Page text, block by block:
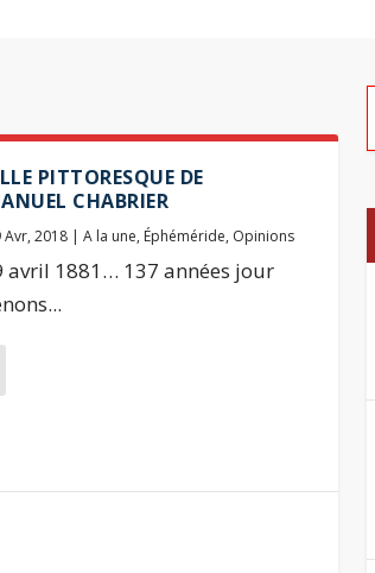
PITTORESQUE DE
CHABRIER
Avr, 2018| A la une, Éphéméride, Opinions
avril 1881… 137 années jour